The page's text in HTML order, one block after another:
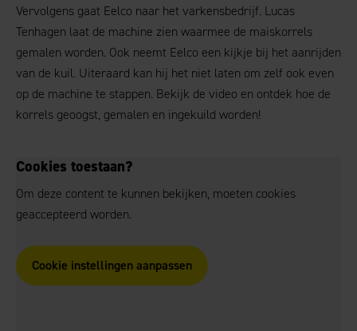
Vervolgens gaat Eelco naar het varkensbedrijf. Lucas
Tenhagen laat de machine zien waarmee de maiskorrels
gemalen worden. Ook neemt Eelco een kijkje bij het aanrijden
van de kuil. Uiteraard kan hij het niet laten om zelf ook even
op de machine te stappen. Bekijk de video en ontdek hoe de
korrels geoogst, gemalen en ingekuild worden!
Cookies toestaan?
Om deze content te kunnen bekijken, moeten cookies
geaccepteerd worden.
Cookie instellingen aanpassen